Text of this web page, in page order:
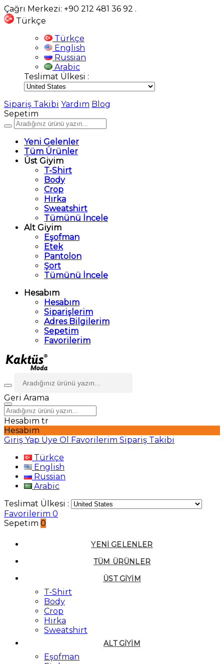
Çağrı Merkezi: +90 212 481 36 92 .
Türkçe
Türkçe
English
Russian
Arabic
Teslimat Ülkesi :
Sipariş Takibi Yardım Blog
Sepetim
Yeni Gelenler
Tüm Ürünler
Üst Giyim
T-Shirt
Body
Crop
Hırka
Sweatshirt
Tümünü İncele
Alt Giyim
Eşofman
Etek
Pantolon
Şort
Tümünü İncele
Hesabım
Hesabım
Siparişlerim
Adres Bilgilerim
Sepetim
Favorilerim
Geri Arama
Hesabım tr
Hesabım
Giriş Yap Üye Ol Favorilerim Sipariş Takibi
Türkçe
English
Russian
Arabic
Teslimat Ülkesi :
Favorilerim 0
Sepetim 0
YENI GELENLER
TÜM ÜRÜNLER
ÜST GIYIM
T-Shirt
Body
Crop
Hırka
Sweatshirt
ALT GIYIM
Eşofman